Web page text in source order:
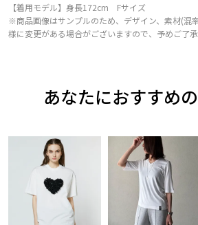
【着用モデル】身長172cm Fサイズ
※商品画像はサンプルのため、デザイン、素材(混
様に変更がある場合がございますので、予めご了承
あなたにおすすめ